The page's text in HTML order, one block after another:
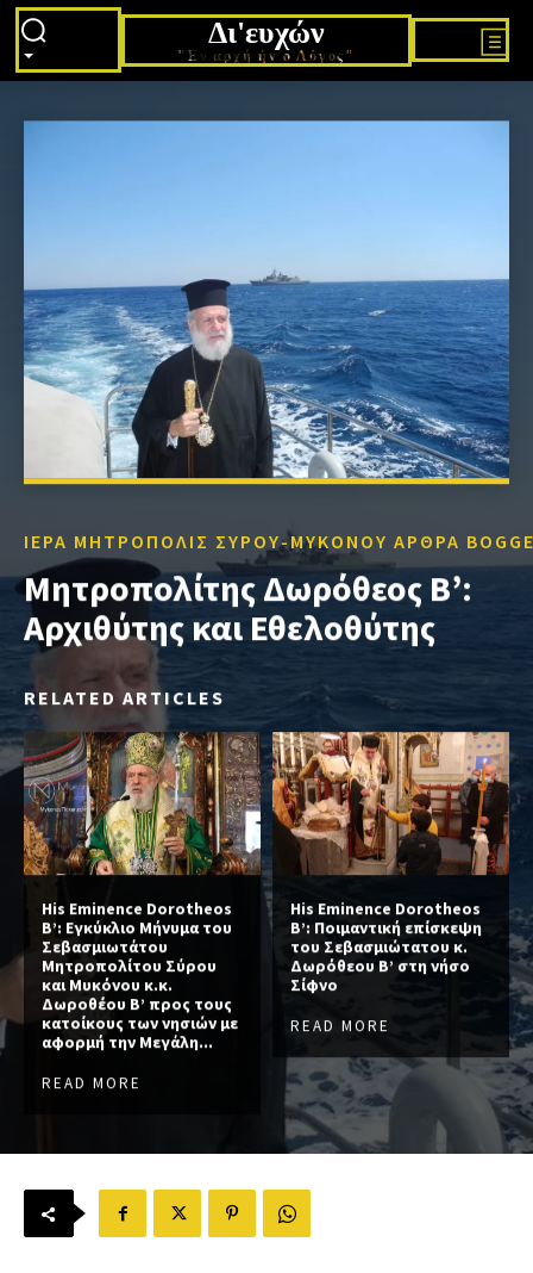
Δι'ευχών
"Εν αρχή ήν ο Λόγος"
ΙΕΡΑ ΜΗΤΡΟΠΟΛΙΣ ΣΥΡΟΥ-ΜΥΚΟΝΟΥ ΑΡΘΡΑ
Μητροπολίτης Δωρόθεος Β’:
Αρχιθύτης και Εθελοθύτης
RELATED ARTICLES
His Eminence Dorotheos
B’: Εγκύκλιο Μήνυμα του
Σεβασμιωτάτου
Μητροπολίτου Σύρου
και Μυκόνου κ.κ.
Δωροθέου Β’ προς τους
κατοίκους των νησιών με
αφορμή την Μεγάλη...
READ MORE
His Eminence Dorotheos
B’: Ποιμαντική επίσκεψη
του Σεβασμιώτατου κ.
Δωρόθεου Β’ στη νήσο
Σίφνο
READ MORE